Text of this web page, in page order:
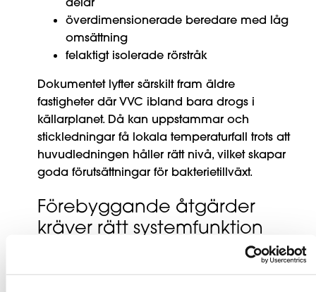
överdimensionerade beredare med låg
omsättning
felaktigt isolerade rörstråk
Dokumentet lyfter särskilt fram äldre
fastigheter där VVC ibland bara drogs i
källarplanet. Då kan uppstammar och
stickledningar få lokala temperaturfall trots att
huvudledningen håller rätt nivå, vilket skapar
goda förutsättningar för bakterietillväxt.
Förebyggande åtgärder
kräver rätt systemfunktion
För att minska risken behövs både rätt
temperaturer och rätt hydraulisk funktion.